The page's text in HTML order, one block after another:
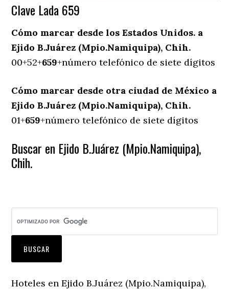
Clave Lada 659
Cómo marcar desde los Estados Unidos. a
Ejido B.Juárez (Mpio.Namiquipa), Chih.
00+52+659+número telefónico de siete dígitos
Cómo marcar desde otra ciudad de México a
Ejido B.Juárez (Mpio.Namiquipa), Chih.
01+659+número telefónico de siete dígitos
Buscar en Ejido B.Juárez (Mpio.Namiquipa),
Chih.
Hoteles en Ejido B.Juárez (Mpio.Namiquipa),